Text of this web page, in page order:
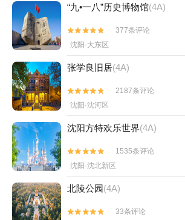
“九•一八”历史博物馆(4A)


377条评论
沈阳·大东区
张学良旧居(4A)


2187条评论
沈阳·沈河区
沈阳方特欢乐世界(4A)


1535条评论
沈阳·沈北新区
北陵公园(4A)

 33条评论